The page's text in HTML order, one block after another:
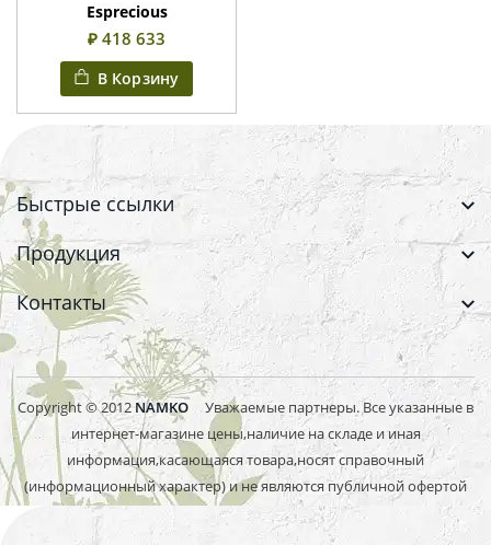
Esprecious
₽ 418 633
В Корзину
Быстрые ссылки
Продукция
Контакты
Copyright © 2012 NAMKO Уважаемые партнеры. Все указанные в
интернет-магазине цены,наличие на складе и иная
информация,касающаяся товара,носят справочный
(информационный характер) и не являются публичной офертой